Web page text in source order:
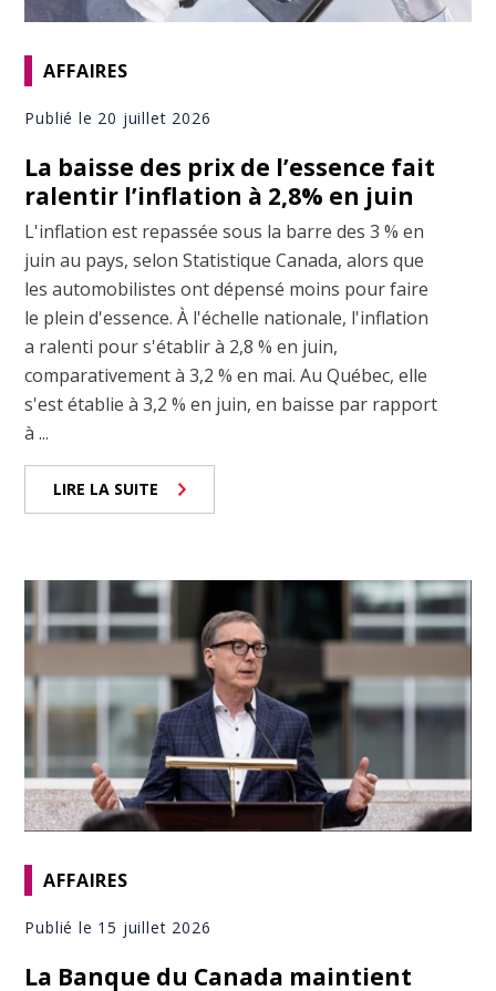
AFFAIRES
Publié le 20 juillet 2026
La baisse des prix de l’essence fait
ralentir l’inflation à 2,8% en juin
L'inflation est repassée sous la barre des 3 % en
juin au pays, selon Statistique Canada, alors que
les automobilistes ont dépensé moins pour faire
le plein d'essence. À l'échelle nationale, l'inflation
a ralenti pour s'établir à 2,8 % en juin,
comparativement à 3,2 % en mai. Au Québec, elle
s'est établie à 3,2 % en juin, en baisse par rapport
à ...
LIRE LA SUITE
AFFAIRES
Publié le 15 juillet 2026
La Banque du Canada maintient